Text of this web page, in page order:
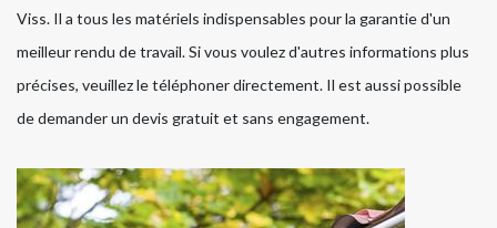
Viss. Il a tous les matériels indispensables pour la garantie d'un
meilleur rendu de travail. Si vous voulez d'autres informations plus
précises, veuillez le téléphoner directement. Il est aussi possible
de demander un devis gratuit et sans engagement.